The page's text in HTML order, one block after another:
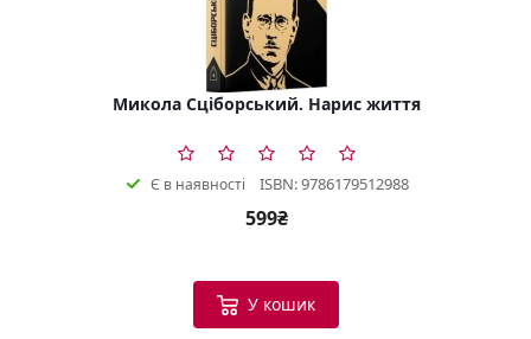
Микола Сціборський. Нарис життя
Є в наявності ISBN: 9786179512988
599₴
У кошик